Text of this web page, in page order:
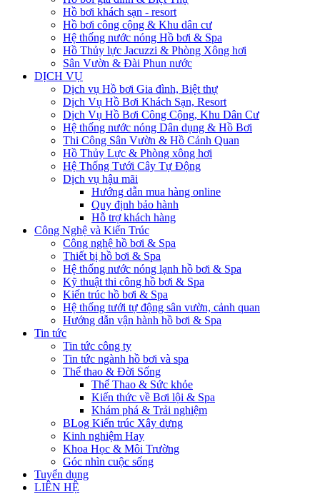
Hồ bơi khách sạn - resort
Hồ bơi công cộng & Khu dân cư
Hệ thống nước nóng Hồ bơi & Spa
Hồ Thủy lực Jacuzzi & Phòng Xông hơi
Sân Vườn & Đài Phun nước
DỊCH VỤ
Dịch vụ Hồ bơi Gia đình, Biệt thự
Dịch Vụ Hồ Bơi Khách Sạn, Resort
Dịch Vụ Hồ Bơi Công Cộng, Khu Dân Cư
Hệ thống nước nóng Dân dụng & Hồ Bơi
Thi Công Sân Vườn & Hồ Cảnh Quan
Hồ Thủy Lực & Phòng xông hơi
Hệ Thống Tưới Cây Tự Động
Dịch vụ hậu mãi
Hướng dẫn mua hàng online
Quy định bảo hành
Hỗ trợ khách hàng
Công Nghệ và Kiến Trúc
Công nghệ hồ bơi & Spa
Thiết bị hồ bơi & Spa
Hệ thống nước nóng lạnh hồ bơi & Spa
Kỹ thuật thi công hồ bơi & Spa
Kiến trúc hồ bơi & Spa
Hệ thống tưới tự động sân vườn, cảnh quan
Hướng dẫn vận hành hồ bơi & Spa
Tin tức
Tin tức công ty
Tin tức ngành hồ bơi và spa
Thể thao & Đời Sống
Thể Thao & Sức khỏe
Kiến thức về Bơi lội & Spa
Khám phá & Trải nghiệm
BLog Kiến trúc Xây dựng
Kinh nghiệm Hay
Khoa Học & Môi Trường
Góc nhìn cuộc sống
Tuyển dụng
LIÊN HỆ